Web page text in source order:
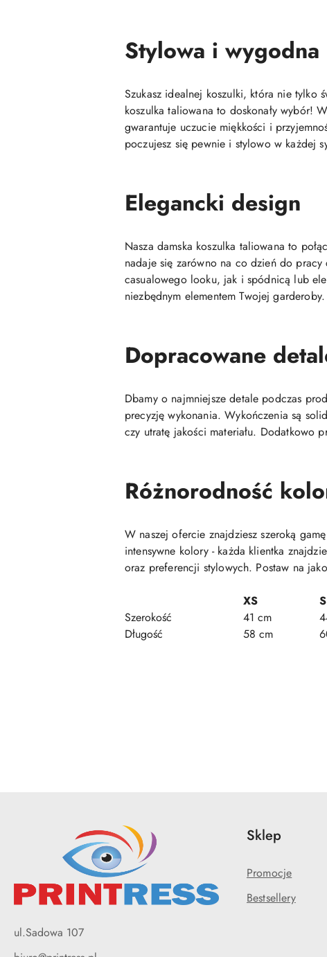
Stylowa i wygodna
Szukasz idealnej koszulki, która nie tylko
koszulka taliowana to doskonały wybór!
gwarantuje uczucie miękkości i
poczujesz się pewnie i stylowo w każdej
Elegancki design
Nasza damska koszulka taliowana to
nadaje się zarówno na co dzień do
casualowego looku, jak i spódnicą lub
niezbędnym elementem Twojej garderoby.
Dopracowane
Dbamy o najmniejsze detale podczas
precyzję wykonania. Wykończenia są
czy utratę jakości materiału. Dodatkowo
Różnorodność
W naszej ofercie znajdziesz szeroką
intensywne kolory - każda klientka
oraz preferencji stylowych. Postaw na
XS S
Szerokość
41 cm
Długość
58 cm
ul.Sadowa 107
Sklep
Promocje
Bestsellery